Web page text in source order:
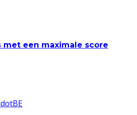
met een maximale score